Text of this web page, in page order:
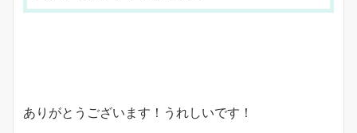
ありがとうございます！うれしいです！